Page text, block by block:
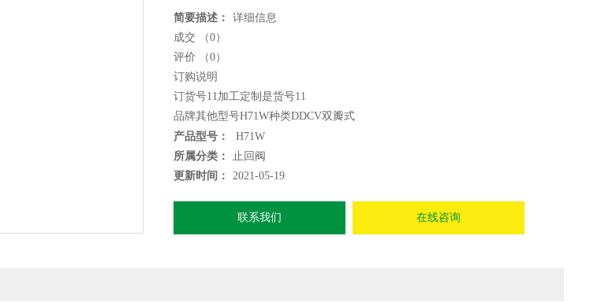
简要描述：
详细信息
成交 （0）
评价 （0）
订购说明
订货号11加工定制是货号11
品牌其他型号H71W种类DDCV双瓣式
材质不锈钢连接形式对夹结构形式旋启式
公称通径50-1000（mm）适用介质水形态旋转式
压力环境低压标准国标流动方向单向
产品型号：
H71W
所属分类：
止回阀
更新时间：
2021-05-19
联系我们 在线咨询